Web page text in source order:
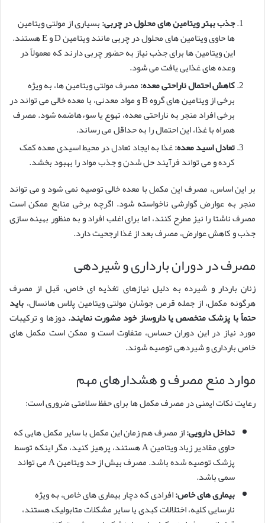
جذب بهتر ویتامین های محلول در چربی:بسیاری از مولتی ویتامین
ها حاوی ویتامین های محلول در چربی مانند ویتامین D و E هستند.
این ویتامین ها برای جذب نیاز به حضور چربی دارند که معمولاً در
وعده های غذایی یافت می شود.
کاهش احتمال ناراحتی معده:مصرف مولتی ویتامین ها، به ویژه
برخی از ویتامین های گروه B و مواد معدنی، با معده خالی می تواند در
برخی افراد منجر به ناراحتی معده، تهوع یا سوءهاضمه شود. مصرف
همراه با غذا، این احتمال را به حداقل می رساند.
تعادل اسید معده:غذا به ایجاد تعادل در محیط اسیدی معده کمک
کرده و می تواند فرآیند حل شدن و جذب مواد را بهبود بخشد.
بر این اساس، مصرف این مکمل با معده خالی توصیه نمی شود و می تواند
منجر به عوارض گوارشی ناخواسته شود. اگرچه برخی منابع ممکن است
مصرف ناشتا را نیز مطرح کنند، اما برای اغلب افراد و به منظور بهینه سازی
جذب و کاهش عوارض، مصرف بعد از غذا ارجحیت دارد.
مصرف در دوران بارداری و شیردهی
زنان باردار و شیرده به دلیل نیازهای تغذیه ای خاص، قبل از مصرف
هرگونه مکمل، از جمله قرص جوشان مولتی ویتامین پلاس هانسال، باید
حتماً با پزشک متخصص یا داروساز خود مشورت نمایند.دوزها و ترکیبات
مورد نیاز در این دوران حساس، متفاوت است و ممکن است مکمل های
خاص بارداری و شیردهی توصیه شوند.
موارد منع مصرف و هشدارهای مهم
رعایت نکات ایمنی در مصرف مکمل ها برای حفظ سلامتی ضروری است:
تداخل دارویی:از مصرف هم زمان این مکمل با سایر مکمل هایی که
حاوی مقادیر زیاد ویتامین A هستند، پرهیز کنید، مگر اینکه توسط
پزشک توصیه شده باشد. مصرف بیش از حد ویتامین A می تواند
سمی باشد.
بیماری های خاص:افرادی که دچار بیماری های خاص، به ویژه
نارسایی کلیه، اختلالات کبدی یا سایر مشکلات متابولیک هستند،